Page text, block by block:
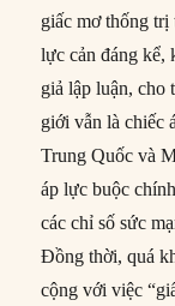
giấc mơ thống trị
lực cản đáng kể,
giả lập luận, cho
giới vẫn là chiếc
Trung Quốc và
áp lực buộc
các chỉ số sức
Đồng thời, quá
cộng với việc